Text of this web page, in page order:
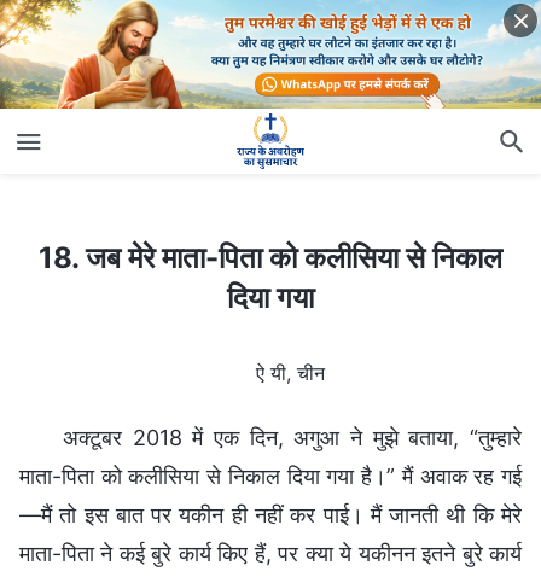
18. जब मेरे माता-पिता को कलीसिया से निकाल दिया गया
18. जब मेरे माता-पिता को कलीसिया से निकाल
दिया गया
ऐ यी, चीन
अक्टूबर 2018 में एक दिन, अगुआ ने मुझे बताया, “तुम्हारे
माता-पिता को कलीसिया से निकाल दिया गया है।” मैं अवाक रह गई
—मैं तो इस बात पर यकीन ही नहीं कर पाई। मैं जानती थी कि मेरे
माता-पिता ने कई बुरे कार्य किए हैं, पर क्या ये यकीनन इतने बुरे कार्य